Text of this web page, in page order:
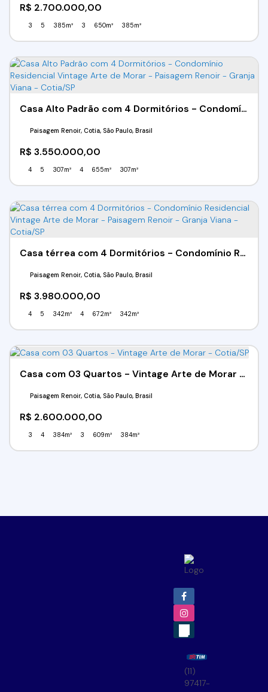
R$ 2.700.000,00
3 5 385m² 3 650m² 385m²
Casa Alto Padrão com 4 Dormitórios - Condomínio Residencial Vintage Arte de Morar - Paisagem Renoir - Granja Viana - Cotia/SP
R$ 3.550.000,00
Paisagem Renoir, Cotia, São Paulo, Brasil
4 5 307m² 4 655m² 307m²
Casa térrea com 4 Dormitórios - Condomínio Residencial Vintage Arte de Morar - Paisagem Renoir - Granja Viana - Cotia/SP
R$ 3.980.000,00
Paisagem Renoir, Cotia, São Paulo, Brasil
4 5 342m² 4 672m² 342m²
Casa com 03 Quartos - Vintage Arte de Morar - Cotia/SP
R$ 2.600.000,00
Paisagem Renoir, Cotia, São Paulo, Brasil
3 4 384m² 3 609m² 384m²
(11)
97417-